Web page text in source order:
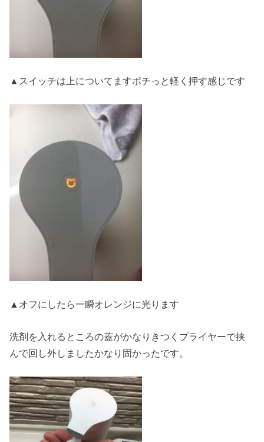
▲スイッチは上についてますポチっと軽く押す感じです
▲オフにしたら一瞬オレンジに光ります
洗剤を入れるところの蓋がかなりきつくプライヤーで挟
んで回し外しましたかなり固かったです。